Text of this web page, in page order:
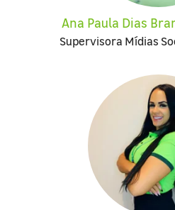
Ana Paula Dias
Supervisora Mídias